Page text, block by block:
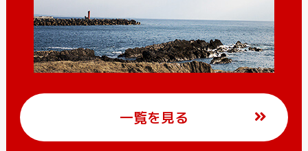
一覧を見る